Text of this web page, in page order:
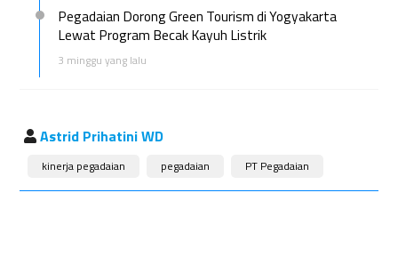
Pegadaian Dorong Green Tourism di Yogyakarta
Lewat Program Becak Kayuh Listrik
3 minggu yang lalu
Astrid Prihatini WD
kinerja pegadaian pegadaian PT Pegadaian